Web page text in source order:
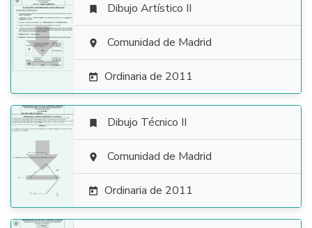

 Dibujo Artístico II
 Comunidad de Madrid
 Ordinaria de 2011

 Dibujo Técnico II
 Comunidad de Madrid
 Ordinaria de 2011